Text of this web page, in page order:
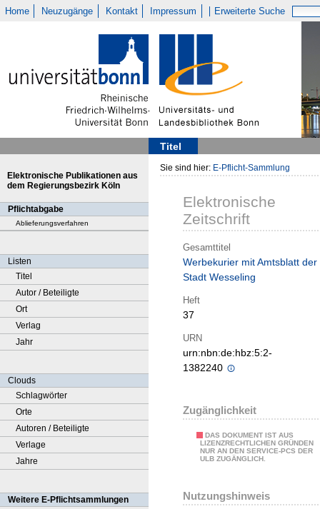
Home Neuzugänge Kontakt Impressum Erweiterte Suche
Titel
Elektronische Publikationen aus
dem Regierungsbezirk Köln
Pflichtabgabe
Ablieferungsverfahren
Listen
Titel
Autor / Beteiligte
Ort
Verlag
Jahr
Clouds
Schlagwörter
Orte
Autoren / Beteiligte
Verlage
Jahre
Weitere E-Pflichtsammlungen
Sie sind hier: E-Pflicht-Sammlung
Elektronische
Zeitschrift
Gesamttitel
Werbekurier mit Amtsblatt der
Stadt Wesseling
Heft
37
URN
urn:nbn:de:hbz:5:2-
1382240
Zugänglichkeit
DAS DOKUMENT IST AUS
LIZENZRECHTLICHEN GRÜNDEN
NUR AN DEN SERVICE-PCS DER
ULB ZUGÄNGLICH.
Nutzungshinweis